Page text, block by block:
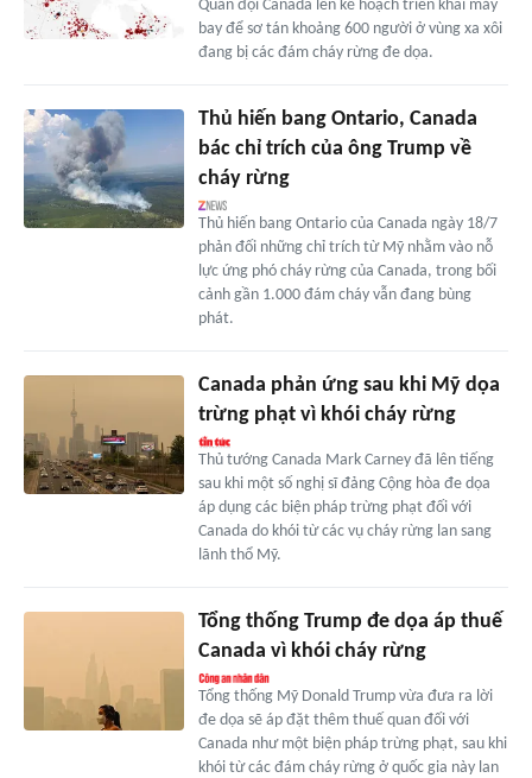
Quân đội Canada lên kế hoạch triển khai máy
bay để sơ tán khoảng 600 người ở vùng xa xôi
đang bị các đám cháy rừng đe dọa.
Thủ hiến bang Ontario, Canada
bác chỉ trích của ông Trump về
cháy rừng
Thủ hiến bang Ontario của Canada ngày 18/7
phản đối những chỉ trích từ Mỹ nhằm vào nỗ
lực ứng phó cháy rừng của Canada, trong bối
cảnh gần 1.000 đám cháy vẫn đang bùng
phát.
Canada phản ứng sau khi Mỹ dọa
trừng phạt vì khói cháy rừng
Thủ tướng Canada Mark Carney đã lên tiếng
sau khi một số nghị sĩ đảng Cộng hòa đe dọa
áp dụng các biện pháp trừng phạt đối với
Canada do khói từ các vụ cháy rừng lan sang
lãnh thổ Mỹ.
Tổng thống Trump đe dọa áp thuế
Canada vì khói cháy rừng
Tổng thống Mỹ Donald Trump vừa đưa ra lời
đe dọa sẽ áp đặt thêm thuế quan đối với
Canada như một biện pháp trừng phạt, sau khi
khói từ các đám cháy rừng ở quốc gia này lan